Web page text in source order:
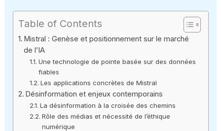
Table of Contents
Mistral : Genèse et positionnement sur le marché
de l’IA
Une technologie de pointe basée sur des données
fiables
Les applications concrètes de Mistral
Désinformation et enjeux contemporains
La désinformation à la croisée des chemins
Rôle des médias et nécessité de l’éthique
numérique